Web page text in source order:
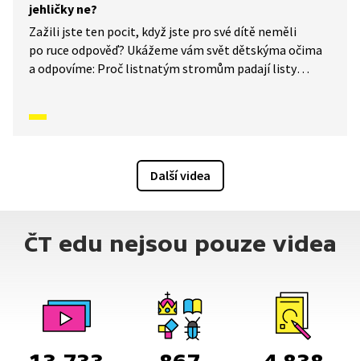
jehličky ne?
Zažili jste ten pocit, když jste pro své dítě neměli
po ruce odpověď? Ukážeme vám svět dětskýma očima
a odpovíme: Proč listnatým stromům padají listy
Další videa
ČT edu nejsou pouze videa